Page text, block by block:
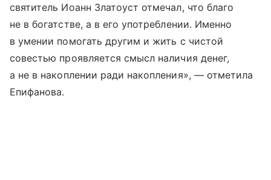
святитель Иоанн Златоуст отмечал, что благо
не в богатстве, а в его употреблении. Именно
в умении помогать другим и жить с чистой
совестью проявляется смысл наличия денег,
а не в накоплении ради накопления», — отметила
Епифанова.